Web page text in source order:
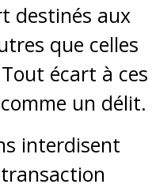
destinés aux
que celles
écart à ces
un délit.
interdisent